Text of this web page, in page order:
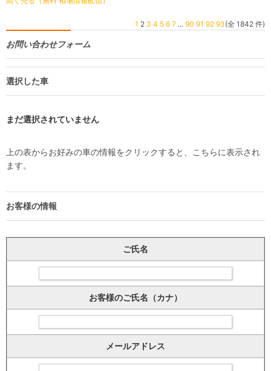
1 2 3 4 5 6 7 ... 90 91 92 93(全 1842 件)
お問い合わせフォーム
選択した車
まだ選択されていません
上の表からお好みの車の情報をクリックすると、こちらに表示され
ます。
お客様の情報
ご氏名
お客様のご氏名（カナ）
メールアドレス